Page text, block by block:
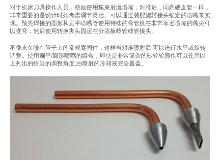
对于机床刀具操作人员，鼓励使用集束射流喷嘴，对准后，同高硬度管一样，
非常重要的是设计时须考虑调节灵活。可以通过装配旋转接头锁定的喷嘴来实
现。预先焊接的圆形和扁平喷嘴管使用特殊的弯管机在非常靠近喷嘴的嘴尖可
以变弯，然后使用转换夹头固定在分流板歧管或管接头。
不像永久咬在管子上的常规紧固件，这样当对准喷射后,可以进行水平或旋转
调整。使用扁平/圆形喷嘴的组合，即使是非常复杂的砂轮轮廓也可以使用以
上列出的恰当的调整角度,由喷射的冷却液完全覆盖。